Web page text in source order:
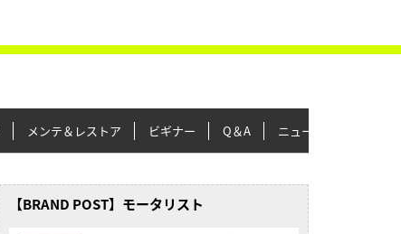
メンテ＆レストア ビギナー Q＆A ニュース＆トピックス
【BRAND POST】モータリスト